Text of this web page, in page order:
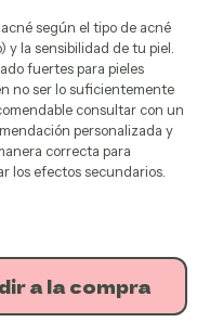
según el tipo de acné
y la sensibilidad de tu piel.
fuertes para pieles
no ser lo suficientemente
consultar con un
personalizada y
correcta para
los efectos secundarios.
a la compra